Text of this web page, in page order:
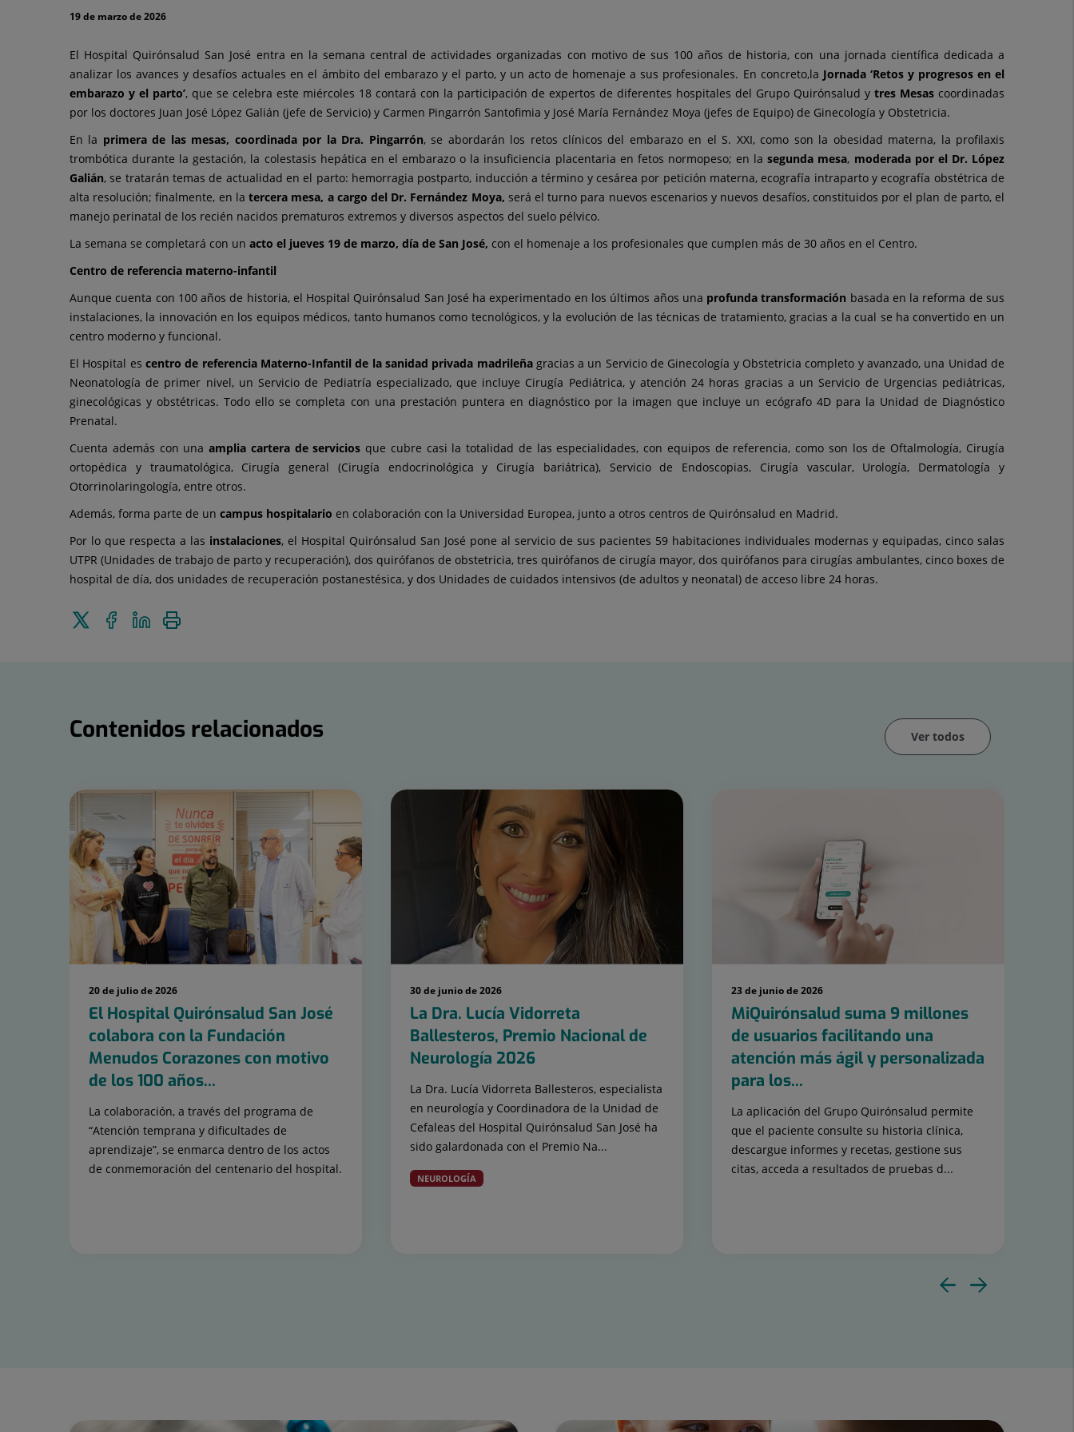
a
profesionales
con
motivo
de
sus
100
años
de
historia
19 de marzo de 2026
El Hospital Quirónsalud San José entra en la semana central de actividades organizadas con motivo de sus 100 años de historia, con una jornada científica dedicada a
analizar los avances y desafíos actuales en el ámbito del embarazo y el parto, y un acto de homenaje a sus profesionales. En concreto,la Jornada ‘Retos y progresos en el
embarazo y el parto’, que se celebra este miércoles 18 contará con la participación de expertos de diferentes hospitales del Grupo Quirónsalud y tres Mesas coordinadas
por los doctores Juan José López Galián (jefe de Servicio) y Carmen Pingarrón Santofimia y José María Fernández Moya (jefes de Equipo) de Ginecología y Obstetricia.
En la primera de las mesas, coordinada por la Dra. Pingarrón, se abordarán los retos clínicos del embarazo en el S. XXI, como son la obesidad materna, la profilaxis
trombótica durante la gestación, la colestasis hepática en el embarazo o la insuficiencia placentaria en fetos normopeso; en lasegunda mesa, moderada por el Dr. López
Galián, se tratarán temas de actualidad en el parto: hemorragia postparto, inducción a término y cesárea por petición materna, ecografía intraparto y ecografía obstétrica de
alta resolución; finalmente, en latercera mesa, a cargo del Dr. Fernández Moya, será el turno para nuevos escenarios y nuevos desafíos, constituidos por el plan de parto, el
manejo perinatal de los recién nacidos prematuros extremos y diversos aspectos del suelo pélvico.
La semana se completará con un acto el jueves 19 de marzo, día de San José, con el homenaje a los profesionales que cumplen más de 30 años en el Centro.
Centro de referencia materno-infantil
Aunque cuenta con 100 años de historia, el Hospital Quirónsalud San José ha experimentado en los últimos años una profunda transformación basada en la reforma de sus
instalaciones, la innovación en los equipos médicos, tanto humanos como tecnológicos, y la evolución de las técnicas de tratamiento, gracias a la cual se ha convertido en un
centro moderno y funcional.
El Hospital es centro de referencia Materno-Infantil de la sanidad privada madrileñagracias a un Servicio de Ginecología y Obstetricia completo y avanzado, una Unidad de
Neonatología de primer nivel, un Servicio de Pediatría especializado, que incluye Cirugía Pediátrica, y atención 24 horas gracias a un Servicio de Urgencias pediátricas,
ginecológicas y obstétricas. Todo ello se completa con una prestación puntera en diagnóstico por la imagen que incluye un ecógrafo 4D para la Unidad de Diagnóstico
Prenatal.
Cuenta además con unaamplia cartera de servicios que cubre casi la totalidad de las especialidades, con equipos de referencia, como son los de Oftalmología, Cirugía
ortopédica y traumatológica, Cirugía general (Cirugía endocrinológica y Cirugía bariátrica), Servicio de Endoscopias, Cirugía vascular, Urología, Dermatología y
Otorrinolaringología, entre otros.
Además, forma parte de un campus hospitalario en colaboración con la Universidad Europea, junto a otros centros de Quirónsalud en Madrid.
Por lo que respecta a las instalaciones, el Hospital Quirónsalud San José pone al servicio de sus pacientes 59 habitaciones individuales modernas y equipadas, cinco salas
UTPR (Unidades de trabajo de parto y recuperación), dos quirófanos de obstetricia, tres quirófanos de cirugía mayor, dos quirófanos para cirugías ambulantes, cinco boxes de
hospital de día, dos unidades de recuperación postanestésica, y dos Unidades de cuidados intensivos (de adultos y neonatal) de acceso libre 24 horas.
Enviar
Compartir
en
Compartir
Contenidos relacionados
Número
diapositivas:
20 de julio de 2026
El Hospital Quirónsalud San José
colabora con la Fundación
Menudos Corazones con motivo
de los 100 años...
La colaboración, a través del programa de
“Atención temprana y dificultades de
aprendizaje”, se enmarca dentro de los actos
de conmemoración del centenario del hospital.
30 de junio de 2026
La Dra. Lucía Vidorreta
Ballesteros, Premio Nacional de
Neurología 2026
La Dra. Lucía Vidorreta Ballesteros, especialista
en neurología y Coordinadora de la Unidad de
Cefaleas del Hospital Quirónsalud San José ha
sido galardonada con el Premio Na...
NEUROLOGÍA
23 de junio de 2026
MiQuirónsalud suma 9 millones
de usuarios facilitando una
atención más ágil y personalizada
para los...
La aplicación del Grupo Quirónsalud permite
que el paciente consulte su historia clínica,
descargue informes y recetas, gestione sus
citas, acceda a resultados de pruebas d...
Ver todos